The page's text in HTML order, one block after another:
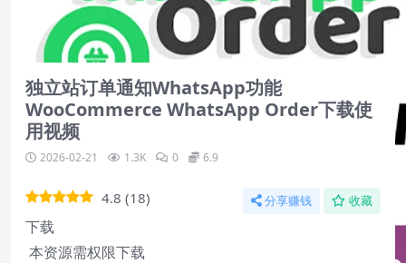
WooCommerce WhatsApp Order安装使用教程-第1集
(共1集)
独立站订单通知WhatsApp功能
WooCommerce WhatsApp Order下载使
用视频
2026-02-21 1.3K 0 6.9
4.8 (18) 分享赚钱 收藏
下载
本资源需权限下载